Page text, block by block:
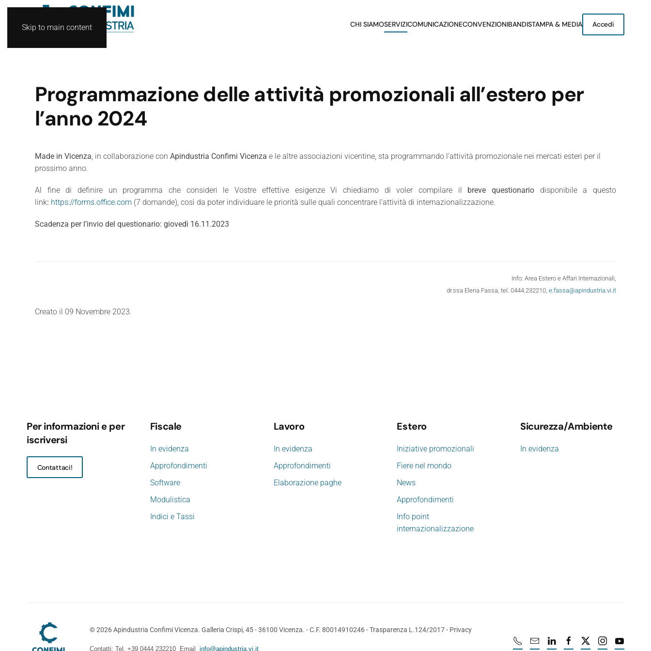
Skip to main content CHI SIAMOSERVIZICOMUNICAZIONECONVENZIONIBANDISTAMPA & MEDIA Accedi
Programmazione delle attività promozionali all’estero per
l’anno 2024
Made in Vicenza, in collaborazione con Apindustria Confimi Vicenza e le altre associazioni vicentine, sta programmando l’attività promozionale nei mercati esteri per il
prossimo anno.
Al fine di definire un programma che consideri le Vostre effettive esigenze Vi chiediamo di voler compilare il breve questionario disponibile a questo
link: https://forms.office.com (7 domande), così da poter individuare le priorità sulle quali concentrare l’attività di internazionalizzazione.
Scadenza per l’invio del questionario: giovedì 16.11.2023
Info: Area Estero e Affari Internazionali,
dr.ssa Elena Fassa, tel. 0444.232210, e.fassa@apindustria.vi.it
Creato il 09 Novembre 2023.
Per informazioni e per
iscriversi
Contattaci!
Fiscale
In evidenza
Approfondimenti
Software
Modulistica
Indici e Tassi
Lavoro
In evidenza
Approfondimenti
Elaborazione paghe
Estero
Iniziative promozionali
Fiere nel mondo
News
Approfondimenti
Info point
internazionalizzazione
Sicurezza/Ambiente
In evidenza
©2026Apindustria Confimi Vicenza. Galleria Crispi, 45 - 36100 Vicenza. - C.F. 80014910246 -Trasparenza L.124/2017- Privacy
Contatti: Tel. +39 0444 232210 Email info@apindustria.vi.it